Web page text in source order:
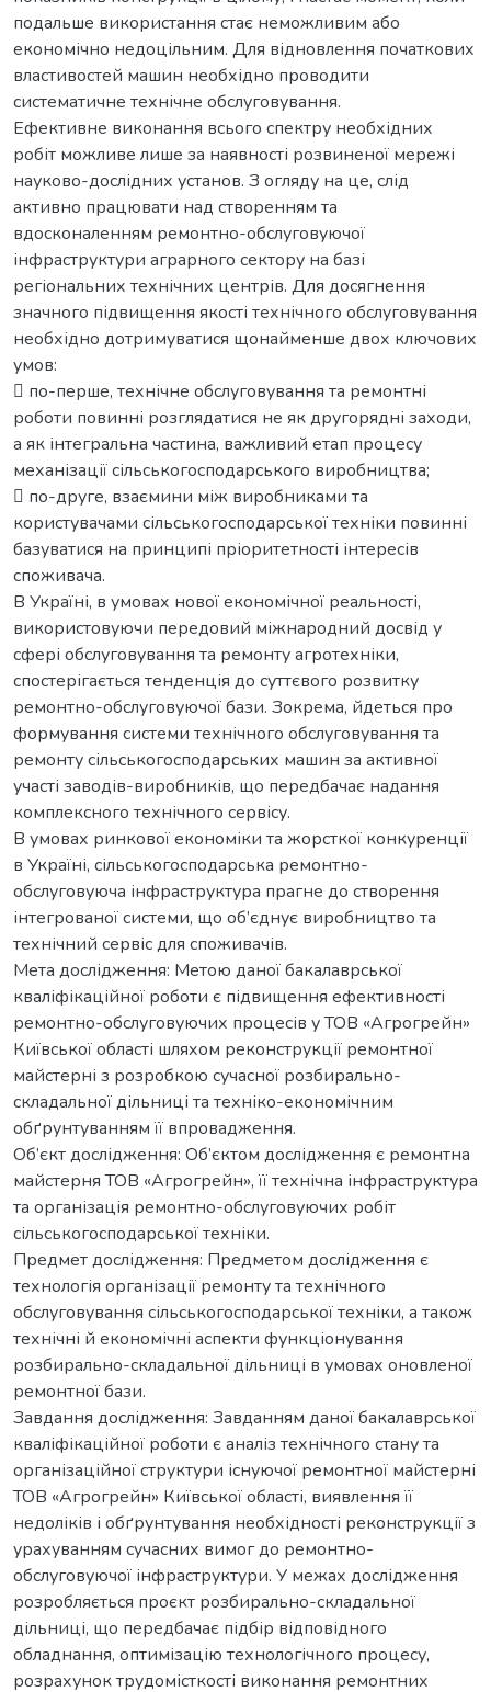
подальше використання стає неможливим або
економічно недоцільним. Для відновлення початкових
властивостей машин необхідно проводити
систематичне технічне обслуговування.
Ефективне виконання всього спектру необхідних
робіт можливе лише за наявності розвиненої мережі
науково-дослідних установ. З огляду на це, слід
активно працювати над створенням та
вдосконаленням ремонтно-обслуговуючої
інфраструктури аграрного сектору на базі
регіональних технічних центрів. Для досягнення
значного підвищення якості технічного обслуговування
необхідно дотримуватися щонайменше двох ключових
умов:
 по-перше, технічне обслуговування та ремонтні
роботи повинні розглядатися не як другорядні заходи,
а як інтегральна частина, важливий етап процесу
механізації сільськогосподарського виробництва;
 по-друге, взаємини між виробниками та
користувачами сільськогосподарської техніки повинні
базуватися на принципі пріоритетності інтересів
споживача.
В Україні, в умовах нової економічної реальності,
використовуючи передовий міжнародний досвід у
сфері обслуговування та ремонту агротехніки,
спостерігається тенденція до суттєвого розвитку
ремонтно-обслуговуючої бази. Зокрема, йдеться про
формування системи технічного обслуговування та
ремонту сільськогосподарських машин за активної
участі заводів-виробників, що передбачає надання
комплексного технічного сервісу.
В умовах ринкової економіки та жорсткої конкуренції
в Україні, сільськогосподарська ремонтно-
обслуговуюча інфраструктура прагне до створення
інтегрованої системи, що об’єднує виробництво та
технічний сервіс для споживачів.
Мета дослідження: Метою даної бакалаврської
кваліфікаційної роботи є підвищення ефективності
ремонтно-обслуговуючих процесів у ТОВ «Агрогрейн»
Київської області шляхом реконструкції ремонтної
майстерні з розробкою сучасної розбирально-
складальної дільниці та техніко-економічним
обґрунтуванням її впровадження.
Об’єкт дослідження: Об’єктом дослідження є ремонтна
майстерня ТОВ «Агрогрейн», її технічна інфраструктура
та організація ремонтно-обслуговуючих робіт
сільськогосподарської техніки.
Предмет дослідження: Предметом дослідження є
технологія організації ремонту та технічного
обслуговування сільськогосподарської техніки, а також
технічні й економічні аспекти функціонування
розбирально-складальної дільниці в умовах оновленої
ремонтної бази.
Завдання дослідження: Завданням даної бакалаврської
кваліфікаційної роботи є аналіз технічного стану та
організаційної структури існуючої ремонтної майстерні
ТОВ «Агрогрейн» Київської області, виявлення її
недоліків і обґрунтування необхідності реконструкції з
урахуванням сучасних вимог до ремонтно-
обслуговуючої інфраструктури. У межах дослідження
розробляється проєкт розбирально-складальної
дільниці, що передбачає підбір відповідного
обладнання, оптимізацію технологічного процесу,
розрахунок трудомісткості виконання ремонтних